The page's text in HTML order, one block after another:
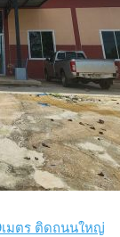
เมตร ติดถนนใหญ่